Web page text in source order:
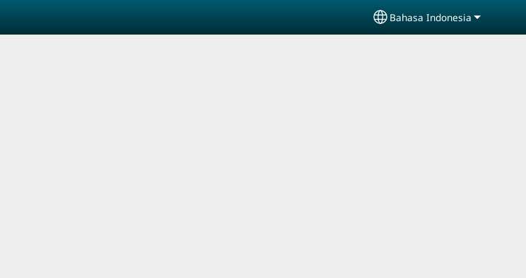
Select your language
Bahasa Indonesia